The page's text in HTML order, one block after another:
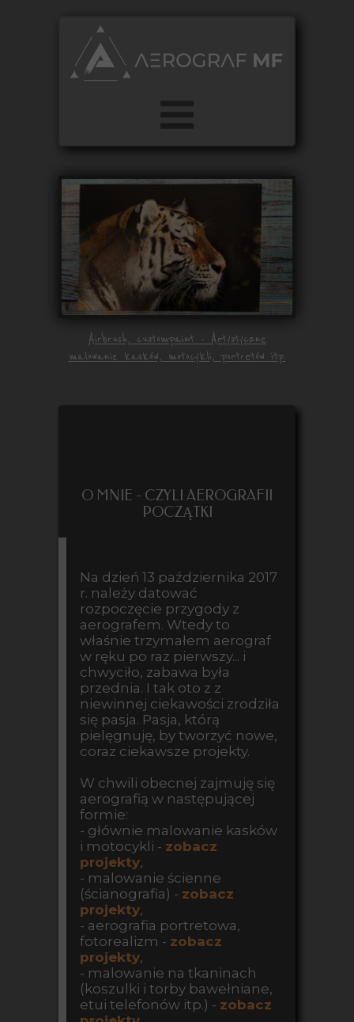
Airbrush, custompaint - Artystyczne
malowanie kasków, motocykli, portretów itp.
O MNIE - CZYLI AEROGRAFII
POCZĄTKI
Na dzień 13 października 2017
r. należy datować
rozpoczęcie przygody z
aerografem. Wtedy to
właśnie trzymałem aerograf
w ręku po raz pierwszy... i
chwyciło, zabawa była
przednia. I tak oto z z
niewinnej ciekawości zrodziła
się pasja. Pasja, którą
pielęgnuję, by tworzyć nowe,
coraz ciekawsze projekty.
W chwili obecnej zajmuję się
aerografią w następującej
formie:
- głównie malowanie kasków
i motocykli - zobacz
projekty,
- malowanie ścienne
(ścianografia) - zobacz
projekty,
- aerografia portretowa,
fotorealizm - zobacz
projekty,
- malowanie na tkaninach
(koszulki i torby bawełniane,
etui telefonów itp.) - zobacz